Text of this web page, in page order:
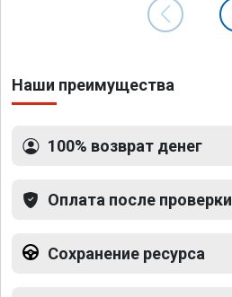
Наши преимущества
100% возврат денег
Оплата после проверки
Сохранение ресурса